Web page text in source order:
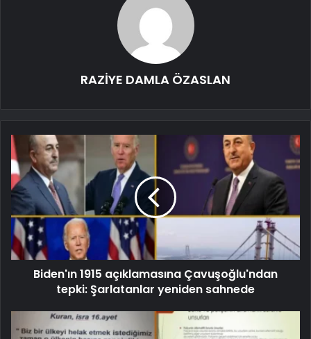
RAZİYE DAMLA ÖZASLAN
Biden'ın 1915 açıklamasına Çavuşoğlu'ndan
tepki: Şarlatanlar yeniden sahnede